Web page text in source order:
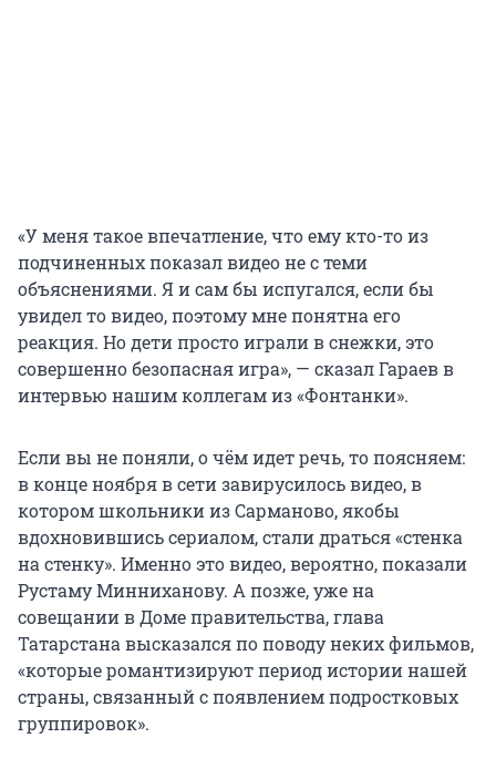
«У меня такое впечатление, что ему кто-то из
подчиненных показал видео не с теми
объяснениями. Я и сам бы испугался, если бы
увидел то видео, поэтому мне понятна его
реакция. Но дети просто играли в снежки, это
совершенно безопасная игра», — сказал Гараев в
интервью нашим коллегам из «Фонтанки».
Если вы не поняли, о чём идет речь, то поясняем:
в конце ноября в сети завирусилось видео, в
котором школьники из Сарманово, якобы
вдохновившись сериалом, стали драться «стенка
на стенку». Именно это видео, вероятно, показали
Рустаму Минниханову. А позже, уже на
совещании в Доме правительства, глава
Татарстана высказался по поводу неких фильмов,
«которые романтизируют период истории нашей
страны, связанный с появлением подростковых
группировок».